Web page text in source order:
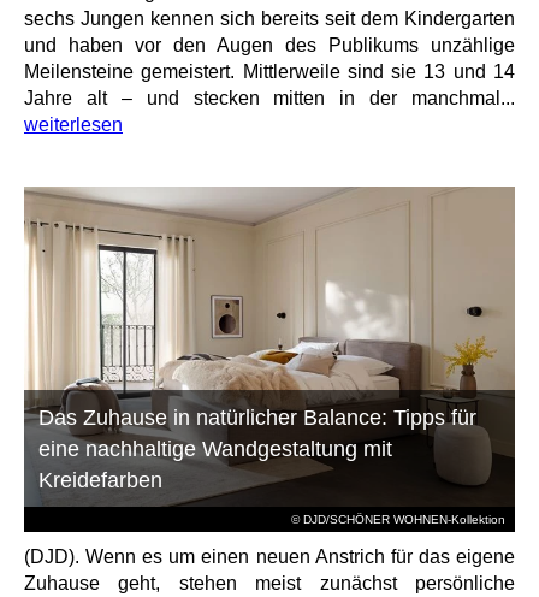
sechs Jungen kennen sich bereits seit dem Kindergarten
und haben vor den Augen des Publikums unzählige
Meilensteine gemeistert. Mittlerweile sind sie 13 und 14
Jahre alt – und stecken mitten in der manchmal...
weiterlesen
© DJD/SCHÖNER WOHNEN-Kollektion
Das Zuhause in natürlicher Balance: Tipps für
eine nachhaltige Wandgestaltung mit
Kreidefarben
(DJD). Wenn es um einen neuen Anstrich für das eigene
Zuhause geht, stehen meist zunächst persönliche